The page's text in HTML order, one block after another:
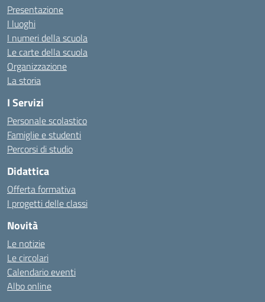
Presentazione
I luoghi
I numeri della scuola
Le carte della scuola
Organizzazione
La storia
I Servizi
Personale scolastico
Famiglie e studenti
Percorsi di studio
Didattica
Offerta formativa
I progetti delle classi
Novità
Le notizie
Le circolari
Calendario eventi
Albo online